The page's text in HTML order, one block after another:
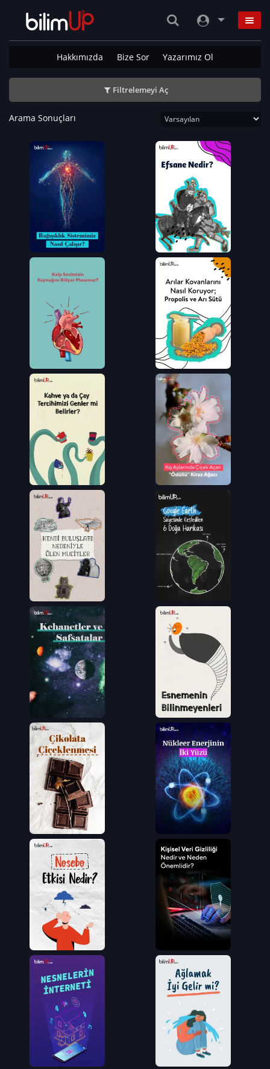
Hakkımızda Bize Sor Yazarımız Ol
Filtrelemeyi Aç
Arama Sonuçları